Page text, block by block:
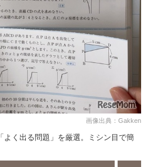
画像出典：Gakken
よく出る問題」を厳選。ミシン目で簡